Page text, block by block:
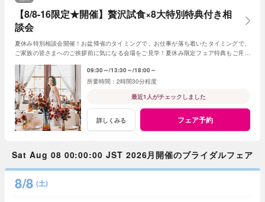
【8/8-16限定★開催】贅沢試食×8大特別特典付き相
談会
夏休み特別相談会開催！お盆帰省のタイミングで、お仕事が落ち着いたタイミングで、
ご家族の皆さまへのご挨拶前に気になる会場をご見学！夏休み限定フェア特典もご用意
09:30～ 13:30～ 18:00～
2時間30分程度
最近1人がチェックしました
詳しくみる フェア予約
Sat Aug 08 00:00:00 JST 2026月開催のブライダルフェア
8/8 (土)